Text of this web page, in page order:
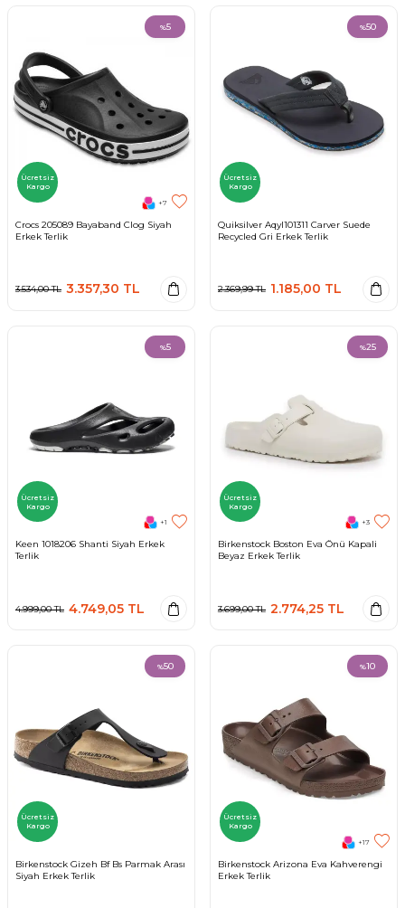
%5
Ücretsiz
Kargo
+7
Crocs 205089 Bayaband Clog Siyah
Erkek Terlik
3.534,00TL 3.357,30 TL
%50
Ücretsiz
Kargo
Quiksilver Aqyl101311 Carver Suede
Recycled Gri Erkek Terlik
2.369,99TL 1.185,00 TL
%5
Ücretsiz
Kargo
+1
Keen 1018206 Shanti Siyah Erkek
Terlik
4.999,00TL 4.749,05 TL
%25
Ücretsiz
Kargo
+3
Birkenstock Boston Eva Önü Kapali
Beyaz Erkek Terlik
3.699,00TL 2.774,25 TL
%50
Ücretsiz
Kargo
Birkenstock Gizeh Bf Bs Parmak Arası
Siyah Erkek Terlik
%10
Ücretsiz
Kargo
+17
Birkenstock Arizona Eva Kahverengi
Erkek Terlik